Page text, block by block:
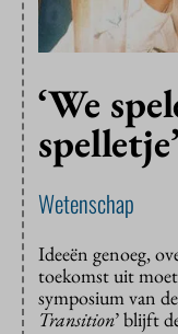
‘We
spelletje’
Wetenschap
Ideeën genoeg,
toekomst uit
symposium van
Transition’ blijft